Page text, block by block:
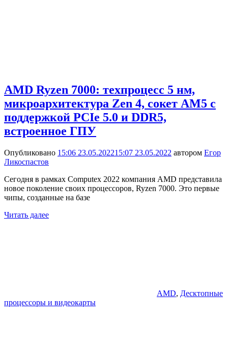
AMD Ryzen 7000: техпроцесс 5 нм,
микроархитектура Zen 4, сокет AM5 с
поддержкой PCIe 5.0 и DDR5,
встроенное ГПУ
Опубликовано 15:06 23.05.202215:07 23.05.2022 автором Егор
Ликоспастов
Сегодня в рамках Computex 2022 компания AMD представила
новое поколение своих процессоров, Ryzen 7000. Это первые
чипы, созданные на базе
Читать далее
AMD, Десктопные
процессоры и видеокарты